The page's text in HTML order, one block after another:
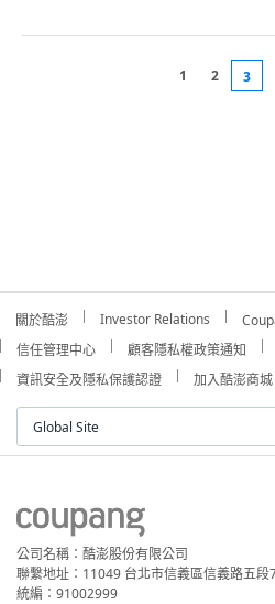
1 2 3
關於酷澎 Investor Relations
信任管理中心
顧客隱私權政策通知
資訊安全及隱私保護認證
加入酷澎商城
Global Site
公司名稱：酷澎股份有限公司
聯繫地址：11049 台北市信義區信義路五段
統編：91002999